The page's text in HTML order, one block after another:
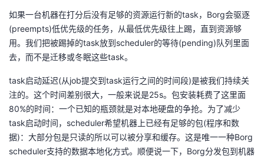
如果一台机器在打分后没有足够的资源运行新的task，Borg会驱逐
(preempts)低优先级的任务，从最低优先级往上踢，直到资源够
用。我们把被踢掉的task放到scheduler的等待(pending)队列里面
去，而不是迁移或冬眠这些task。
task启动延迟(从job提交到task运行之间的时间段)是被我们持续关
注的。这个时间差别很大，一般来说是25s。包安装耗费了这里面
80%的时间：一个已知的瓶颈就是对本地硬盘的争抢。为了减少
task启动时间，scheduler希望机器上已经有足够的包(程序和数
据)：大部分包是只读的所以可以被分享和缓存。这是唯一一种Borg
scheduler支持的数据本地化方式。顺便说一下，Borg分发包到机器